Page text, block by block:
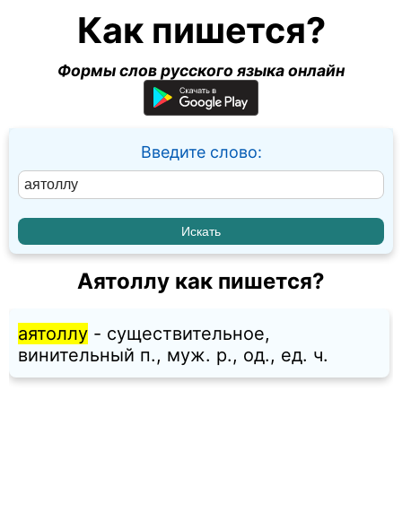
Как пишется?
Формы слов русского языка онлайн
Введите слово:
Аятоллу как пишется?
аятоллу - существительное,
винительный п., муж. p., од., ед. ч.